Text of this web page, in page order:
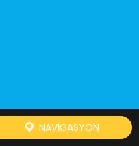
NAVIGASYON